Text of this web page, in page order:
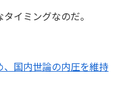
タイミングなのだ。
、国内世論の内圧を維持